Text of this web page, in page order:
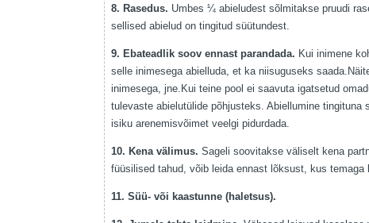
8. Rasedus. Umbes ¼ abieludest sõlmitakse pruudi
sellised abielud on tingitud süütundest.
9. Ebateadlik soov ennast parandada. Kui inimene
selle inimesega abielluda, et ka niisuguseks
inimesega, jne.Kui teine pool ei saavuta igatsetud
tulevaste abielutülide põhjusteks. Abiellumine tingituna
isiku arenemisvõimet veelgi pidurdada.
10. Kena välimus. Sageli soovitakse väliselt kena
füüsilised tahud, võib leida ennast lõksust, kus
11. Süü- või kaastunne (haletsus).